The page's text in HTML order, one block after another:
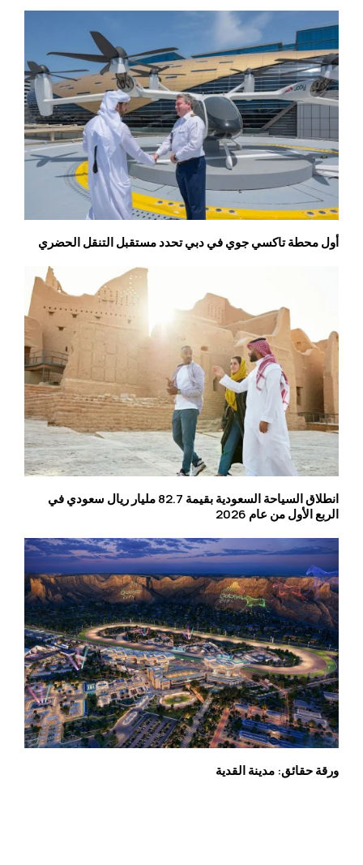
أول محطة تاكسي جوي في دبي تحدد مستقبل التنقل الحضري
انطلاق السياحة السعودية بقيمة 82.7 مليار ريال سعودي في
الربع الأول من عام 2026
ورقة حقائق: مدينة القدية